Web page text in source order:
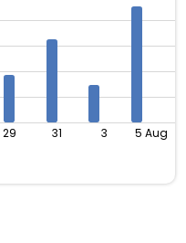
29 31 3 5 Aug